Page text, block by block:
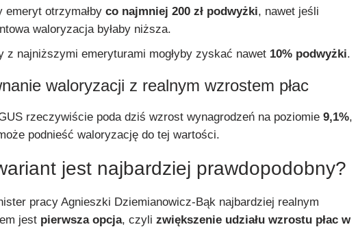
emeryt otrzymałbyco najmniej 200 zł podwyżki, nawet jeśli
waloryzacja byłaby niższa.
z najniższymi emeryturami mogłyby zyskać nawet 10% podwyżki.
waloryzacji z realnym wzrostem płac
rzeczywiście poda dziś wzrost wynagrodzeń na poziomie9,1%,
podnieść waloryzację do tej wartości.
jest najbardziej prawdopodobny?
pracy Agnieszki Dziemianowicz-Bąk najbardziej realnym
jest pierwsza opcja, czylizwiększenie udziału wzrostu płac w